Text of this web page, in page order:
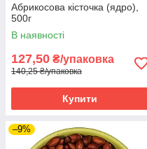
Абрикосова кісточка (ядро),
500г
В наявності
127,50 ₴/упаковка
140,25 ₴/упаковка
Купити
–9%